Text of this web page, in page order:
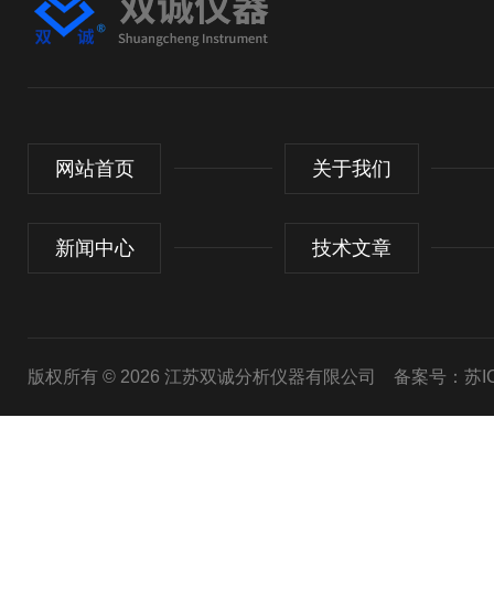
网站首页 关于我们
新闻中心 技术文章
版权所有 © 2026 江苏双诚分析仪器有限公司 备案号：苏